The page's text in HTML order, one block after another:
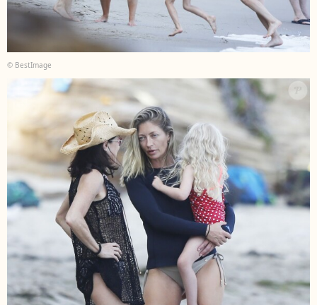
© BestImage